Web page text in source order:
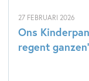
27 FEBRUARI 2026
Ons
regent ganzen’